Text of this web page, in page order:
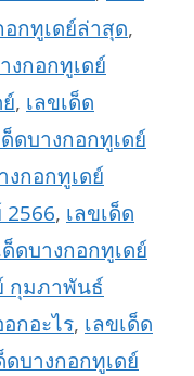
กทูเดย์ล่าสุด,
งกอกทูเดย์
, เลขเด็ด
ด็ดบางกอกทูเดย์
งกอกทูเดย์
2566, เลขเด็ด
ด็ดบางกอกทูเดย์
กุมภาพันธ์
กอะไร, เลขเด็ด
ดบางกอกทูเดย์